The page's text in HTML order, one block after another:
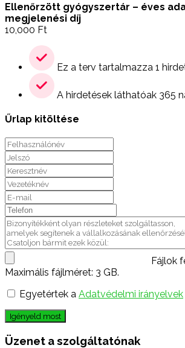
Ellenőrzött gyógyszertár – éves
megjelenési díj
10,000 Ft
Ez a terv tartalmazza 1
A hirdetések láthatóak 365
Űrlap kitöltése
Fájlok
Maximális fájlméret: 3 GB.
Egyetértek a Adatvédelmi irányelvek
Igényeld most
Üzenet a szolgáltatónak